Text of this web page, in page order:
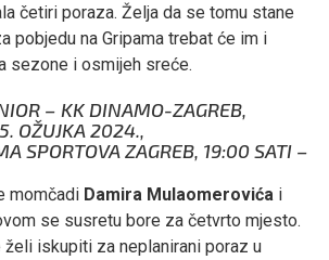
četiri poraza. Želja da se tomu stane
pobjedu na Gripama trebat će im i
sezone i osmijeh sreće.
– KK DINAMO-ZAGREB,
OŽUJKA 2024.,
SPORTOVA ZAGREB, 19:00 SATI –
momčadi Damira Mulaomerovića i
se susretu bore za četvrto mjesto.
iskupiti za neplanirani poraz u